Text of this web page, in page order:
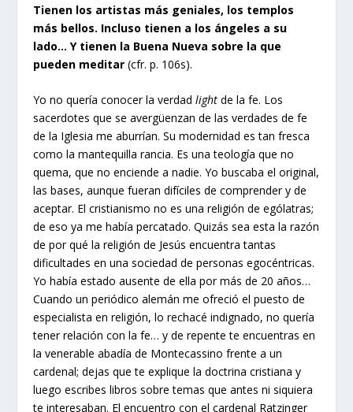
Tienen los artistas más geniales, los templos
más bellos. Incluso tienen a los ángeles a su
lado… Y tienen la Buena Nueva sobre la que
pueden meditar (cfr. p. 106s).
Yo no quería conocer la verdad light de la fe. Los
sacerdotes que se avergüenzan de las verdades de fe
de la Iglesia me aburrían. Su modernidad es tan fresca
como la mantequilla rancia. Es una teología que no
quema, que no enciende a nadie. Yo buscaba el original,
las bases, aunque fueran difíciles de comprender y de
aceptar. El cristianismo no es una religión de ególatras;
de eso ya me había percatado. Quizás sea esta la razón
de por qué la religión de Jesús encuentra tantas
dificultades en una sociedad de personas egocéntricas.
Yo había estado ausente de ella por más de 20 años…
Cuando un periódico alemán me ofreció el puesto de
especialista en religión, lo rechacé indignado, no quería
tener relación con la fe… y de repente te encuentras en
la venerable abadía de Montecassino frente a un
cardenal; dejas que te explique la doctrina cristiana y
luego escribes libros sobre temas que antes ni siquiera
te interesaban. El encuentro con el cardenal Ratzinger